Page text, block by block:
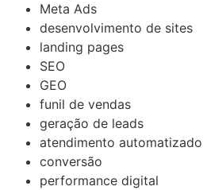
Meta Ads
desenvolvimento de sites
landing pages
SEO
GEO
funil de vendas
geração de leads
atendimento automatizado
conversão
performance digital